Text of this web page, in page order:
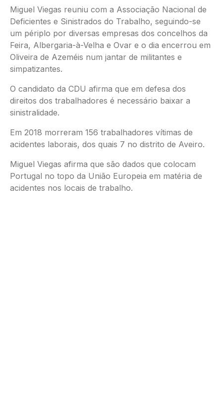
Miguel Viegas reuniu com a Associação Nacional de
Deficientes e Sinistrados do Trabalho, seguindo-se
um périplo por diversas empresas dos concelhos da
Feira, Albergaria-à-Velha e Ovar e o dia encerrou em
Oliveira de Azeméis num jantar de militantes e
simpatizantes.
O candidato da CDU afirma que em defesa dos
direitos dos trabalhadores é necessário baixar a
sinistralidade.
Em 2018 morreram 156 trabalhadores vítimas de
acidentes laborais, dos quais 7 no distrito de Aveiro.
Miguel Viegas afirma que são dados que colocam
Portugal no topo da União Europeia em matéria de
acidentes nos locais de trabalho.